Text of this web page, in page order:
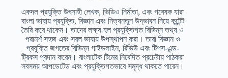
একদল প্রযুক্তি উৎসাহী লেখক, ভিডিও নির্মাতা, এবং গবেষক যারা
বাংলা ভাষায় প্রযুক্তি, বিজ্ঞান এবং নিত্যনতুন উদ্ভাবন নিয়ে কন্টেন্ট
তৈরি করে থাকেন। তাদের লক্ষ্য হল প্রযুক্তিগত বিভিন্ন তথ্য ও
পরামর্শ সহজ এবং সরল ভাষায় উপস্থাপন করা। তারা বিজ্ঞান ও
প্রযুক্তি জগতের বিভিন্ন গাইডলাইন, রিভিউ এবং টিপস-এন্ড-
ট্রিকস প্রদান করেন। বাংলাটেক টিমের নিবেদিত প্রচেষ্টায় পাঠকরা
সবসময় আপডেটেড এবং প্রযুক্তিগতভাবে সমৃদ্ধ থাকতে পারেন।